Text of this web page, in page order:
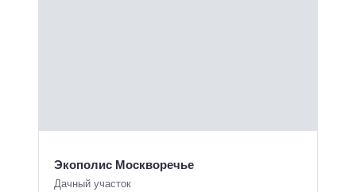
Экополис Москворечье
Дачный участок